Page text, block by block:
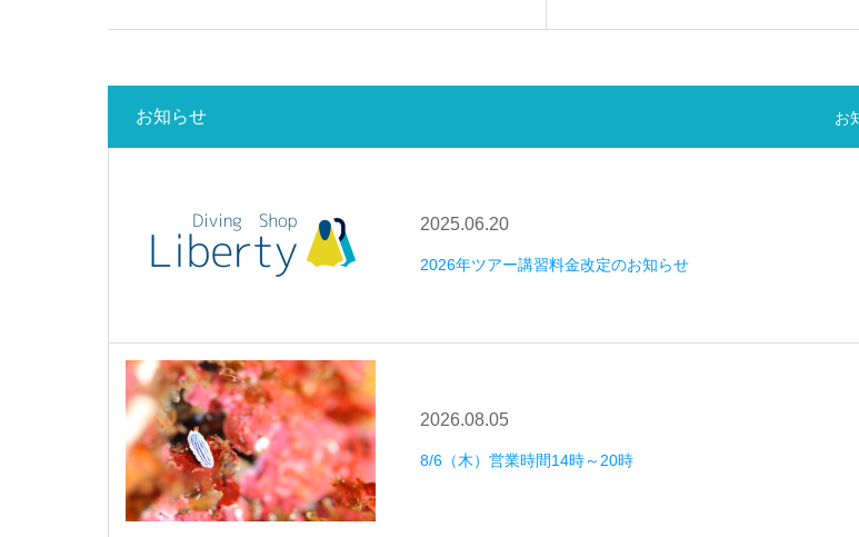
お知らせ お
2025.06.20
2026年ツアー講習料金改定のお知らせ
2026.08.05
8/6（木）営業時間14時～20時